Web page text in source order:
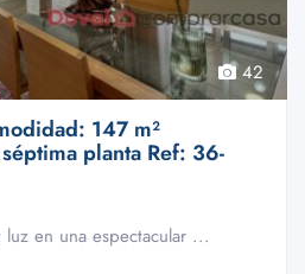
42
147 m²
planta Ref: 36-
en una espectacular ...